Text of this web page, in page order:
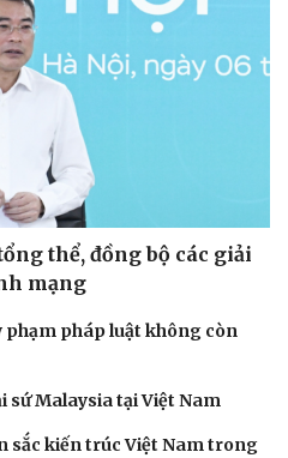
thể, đồng bộ các giải
mạng
phạm pháp luật không còn
sứ Malaysia tại Việt Nam
sắc kiến trúc Việt Nam trong